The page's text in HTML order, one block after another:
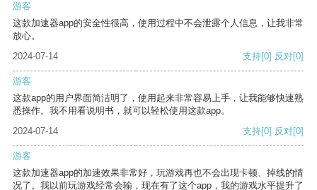
游客
这款加速器app的安全性很高，使用过程中不会泄露个人信息，让我非常
放心。
2024-07-14
支持[0] 反对[0]
游客
这款app的用户界面简洁明了，使用起来非常容易上手，让我能够快速熟
悉操作。我不用看说明书，就可以轻松使用这款app。
2024-07-14
支持[0] 反对[0]
游客
这款加速器app的加速效果非常好，玩游戏再也不会出现卡顿、掉线的情
况了。我以前玩游戏经常会输，现在有了这个app，我的游戏水平提升了